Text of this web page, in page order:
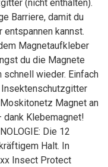
(nicht enthalten).
Barriere, damit du
kannst.
Magnetaufkleber
du die Magnete
wieder. Einfach
Magnet an
dank Klebemagnet!
Die 12
Halt. In
Insect Protect